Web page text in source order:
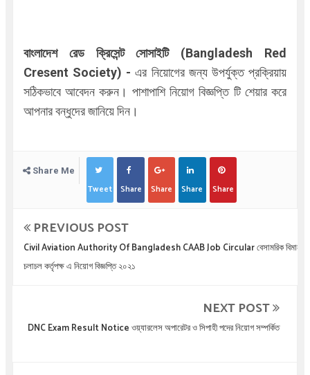
বাংলাদেশ রেড ক্রিসেন্ট সোসাইটি (Bangladesh Red
Cresent Society) - এর নিয়োগের জন্য উপর্যুক্ত প্রক্রিয়ায়
সঠিকভাবে আবেদন করুন। পাশাপাশি নিয়োগ বিজ্ঞপ্তি টি শেয়ার করে
আপনার বন্ধুদের জানিয়ে দিন।
Share Me
Tweet Share Share Share Share
PREVIOUS POST
Civil Aviation Authority Of Bangladesh CAAB Job Circular বেসামরিক বিমান
চলাচল কর্তৃপক্ষ এ নিয়োগ বিজ্ঞপ্তি ২০২১
NEXT POST
DNC Exam Result Notice ওয়্যারলেস অপারেটর ও সিপাহী পদের নিয়োগ সম্পর্কিত